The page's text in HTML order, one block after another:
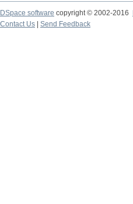
DSpace software copyright © 2002-2016
Contact Us
Send Feedback